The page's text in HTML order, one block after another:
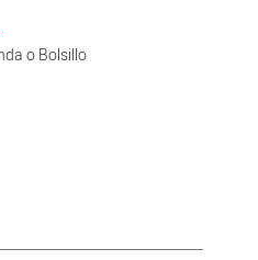
o Bolsillo